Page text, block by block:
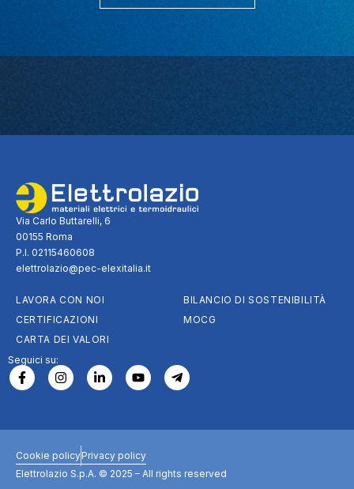
Via Carlo Buttarelli, 6
00155 Roma
P.I. 02115460608
elettrolazio@pec-elexitalia.it
LAVORA CON NOI
CERTIFICAZIONI
CARTA DEI VALORI
BILANCIO DI SOSTENIBILITÀ
MOCG
Seguici su:
Cookie policyPrivacy policy
Elettrolazio S.p.A. © 2025 – All rights reserved